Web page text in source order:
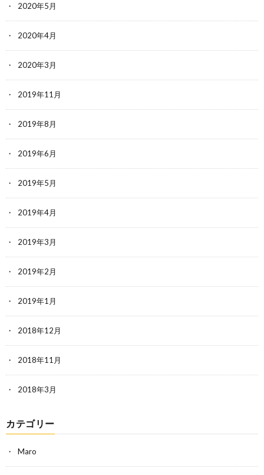
2020年5月
2020年4月
2020年3月
2019年11月
2019年8月
2019年6月
2019年5月
2019年4月
2019年3月
2019年2月
2019年1月
2018年12月
2018年11月
2018年3月
カテゴリー
Maro